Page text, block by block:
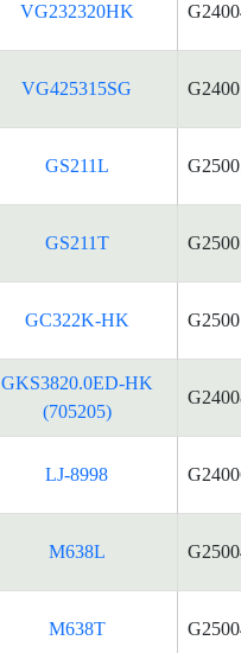
VG232320HK
VG425315SG
GS211L
GS211T
GC322K-HK
GKS3820.0ED-HK
(705205)
LJ-8998
M638L
M638T